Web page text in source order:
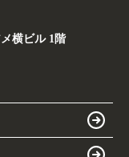
横ビル 1階